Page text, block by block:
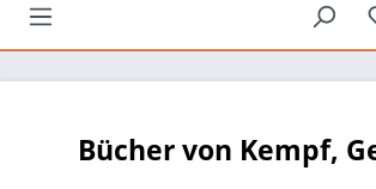
Bücher von Kempf,